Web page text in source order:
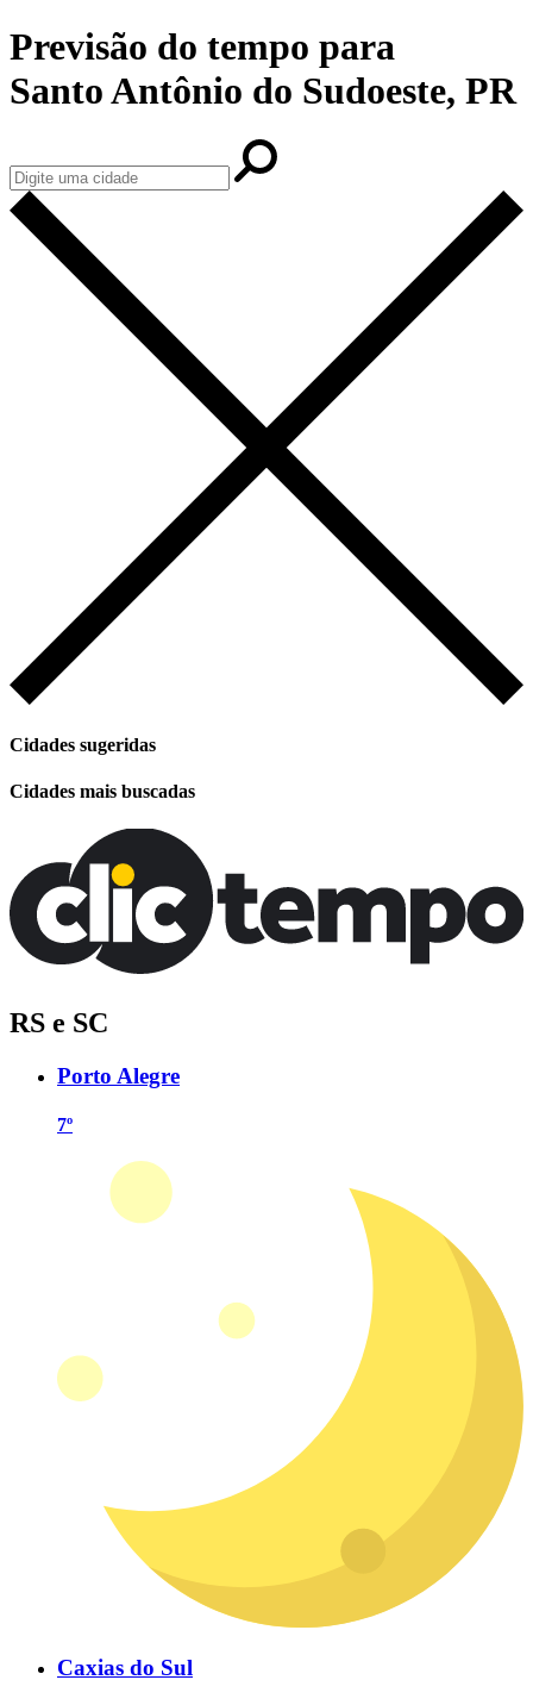
Previsão do tempo para
Santo Antônio do Sudoeste, PR
Cidades sugeridas
Cidades mais buscadas
RS e SC
Porto Alegre
7º
Caxias do Sul